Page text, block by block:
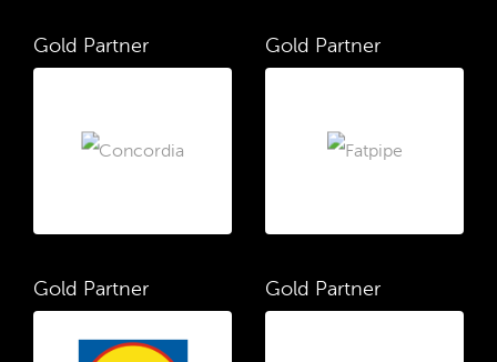
Gold Partner Gold Partner
Gold Partner Gold Partner